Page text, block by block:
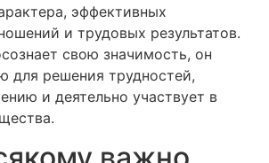
эффективных
и трудовых результатов.
свою значимость, он
для решения трудностей,
и деятельно участвует в